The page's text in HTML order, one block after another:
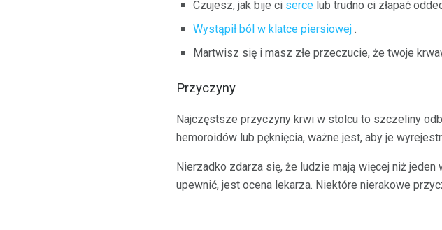
Czujesz, jak bije ci serce lub trudno ci złapać
Wystąpił ból w klatce piersiowej .
Martwisz się i masz złe przeczucie, że twoje
Przyczyny
Najczęstsze przyczyny krwi w stolcu to szczeliny
hemoroidów lub pęknięcia, ważne jest, aby je
Nierzadko zdarza się, że ludzie mają więcej niż
upewnić, jest ocena lekarza. Niektóre nierakowe